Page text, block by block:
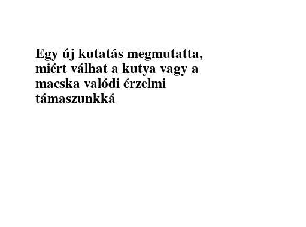
Egy új kutatás megmutatta,
miért válhat a kutya vagy a
macska valódi érzelmi
támaszunkká